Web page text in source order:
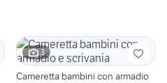
3
Cameretta bambini con armadio